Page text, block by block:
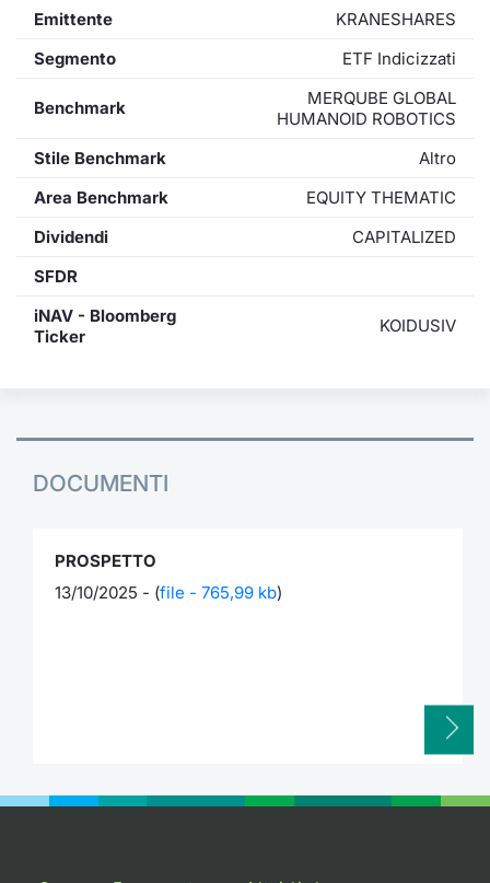
Emittente
KRANESHARES
Segmento
ETF Indicizzati
Benchmark
MERQUBE GLOBAL
HUMANOID ROBOTICS
Stile Benchmark
Altro
Area Benchmark
EQUITY THEMATIC
Dividendi
CAPITALIZED
SFDR
iNAV - Bloomberg
Ticker
KOIDUSIV
DOCUMENTI
PROSPETTO
13/10/2025 - (file - 765,99 kb)